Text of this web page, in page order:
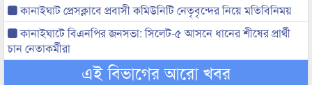
কানাইঘাট প্রেসক্লাবে প্রবাসী কমিউনিটি নেতৃবৃন্দের নিয়ে মতিবিনিময়
কানাইঘাটে বিএনপির জনসভা: সিলেট-৫ আসনে ধানের শীষের প্রার্থী
চান নেতাকর্মীরা
এই বিভাগের আরো খবর